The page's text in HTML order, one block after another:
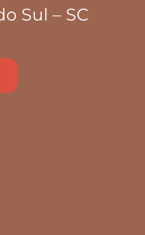
Sul – SC